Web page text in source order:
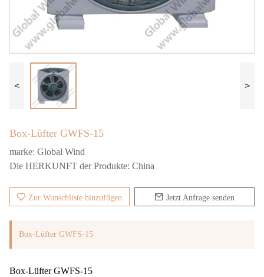
< >
Box-Lüfter GWFS-15
marke: Global Wind
Die HERKUNFT der Produkte: China
Zur Wunschliste hinzufügen Jetzt Anfrage senden
Box-Lüfter GWFS-15
Box-Lüfter GWFS-15